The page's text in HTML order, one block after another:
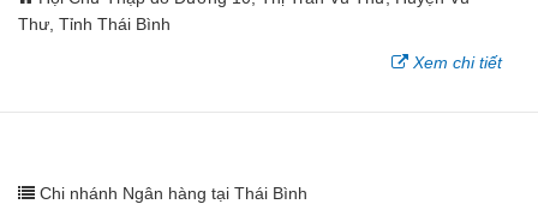
Thư, Tỉnh Thái Bình
Xem chi tiết
Chi nhánh Ngân hàng tại Thái Bình